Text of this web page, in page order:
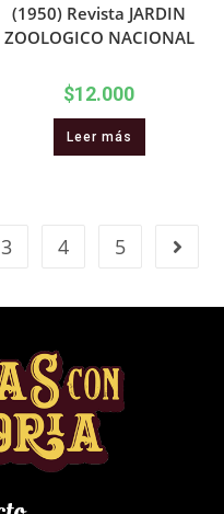
(1950) Revista JARDIN
ZOOLOGICO NACIONAL
$12.000
Leer más
3 4 5